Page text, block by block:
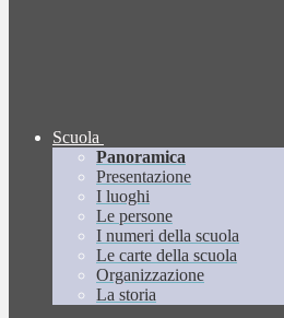
Scuola
Panoramica
Presentazione
I luoghi
Le persone
I numeri della scuola
Le carte della scuola
Organizzazione
La storia